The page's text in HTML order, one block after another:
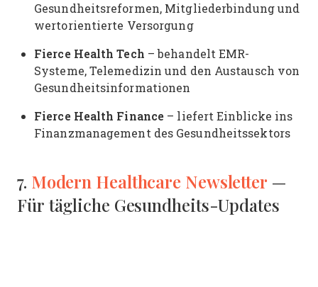
Gesundheitsreformen, Mitgliederbindung und
wertorientierte Versorgung
Fierce Health Tech – behandelt EMR-
Systeme, Telemedizin und den Austausch von
Gesundheitsinformationen
Fierce Health Finance – liefert Einblicke ins
Finanzmanagement des Gesundheitssektors
7. Modern Healthcare Newsletter—
Für tägliche Gesundheits-Updates